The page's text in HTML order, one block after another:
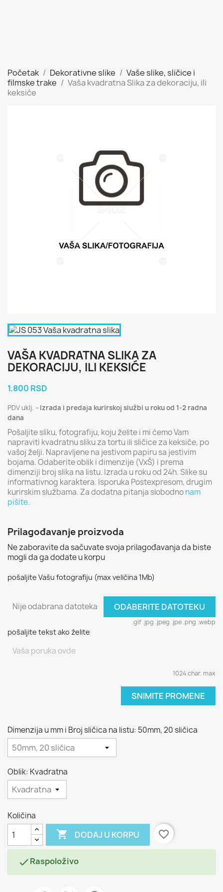
Početak Dekorativne slike
Vaše slike, sličice i
filmske trake
Vaša kvadratna Slika za dekoraciju, ili
keksiće
VAŠA KVADRATNA SLIKA ZA
DEKORACIJU, ILI KEKSIĆE
1.800 RSD
PDV uklj.
Izrada i predaja kurirskoj službi u roku od 1-2 radna
dana
Pošaljite sliku, fotografiju, koju želite i mi ćemo Vam
napraviti kvadratnu sliku za tortu ili sličice za keksiće, po
vašoj želji. Napravljene na jestivom papiru sa jestivim
bojama. Odaberite oblik i dimenzije (VxŠ) i prema
dimenziji broj slika na listu. Izrada u roku od 24h. Slike su
informativnog karaktera. Isporuka Postexpresom, drugim
kurirskim službama. Za dodatna pitanja slobodnonam
pišite.
Prilagođavanje proizvoda
Ne zaboravite da sačuvate svoja prilagođavanja da biste
mogli da ga dodate u korpu
pošaljite Vašu fotografiju (max veličina 1Mb)
Nije odabrana datoteka ODABERITE DATOTEKU
.gif .jpg .jpeg .jpe .png .webp
pošaljite tekst ako želite
1024 char. max
SNIMITE PROMENE
Dimenzija u mm i Broj sličica na listu: 50mm, 20 sličica
Oblik: Kvadratna
Količina
 DODAJ U KORPU favorite_border
Raspoloživo